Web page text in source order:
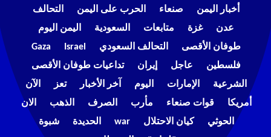
أخبار اليمن
صنعاء الحرب على اليمن
التحالف
عدن
غزة متابعات السعودية
اليمن اليوم
طوفان الأقصى
التحالف السعودي Israel
Gaza
فلسطين
عاجل إيران
تداعيات طوفان الأقصى
الشرعية
الإمارات اليوم آخر الأخبار تعز
الآن
أمريكا
قوات صنعاء مأرب الصرف الذهب
الان
الحوثي
كيان الاحتلال war الحديدة
شبوة